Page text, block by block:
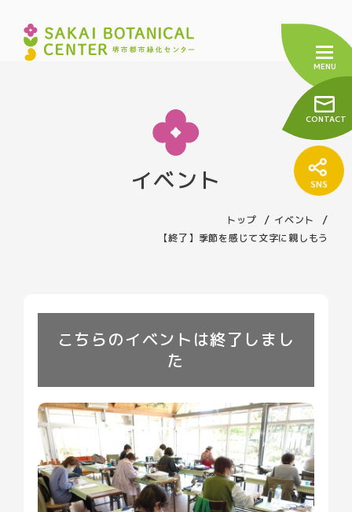
CONTACT
施設の紹介 売店について
お知らせ 小学校プログラム
イベント ブログ
イベント
トップ
イベント
【終了】季節を感じて文字に親しもう
こちらのイベントは終了しまし
た